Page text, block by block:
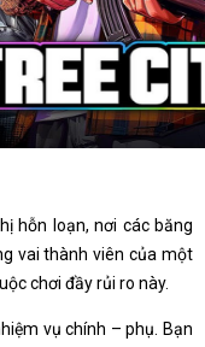
hỗn loạn, nơi các băng
vai thành viên của một
chơi đầy rủi ro này.
vụ chính – phụ. Bạn